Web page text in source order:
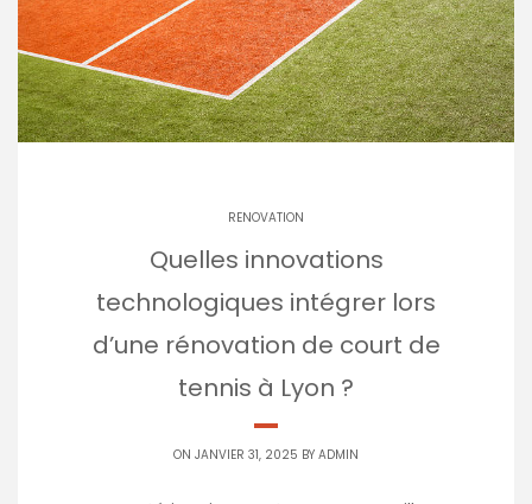
RENOVATION
Quelles innovations
technologiques intégrer lors
d’une rénovation de court de
tennis à Lyon ?
ON JANVIER 31, 2025 BY ADMIN